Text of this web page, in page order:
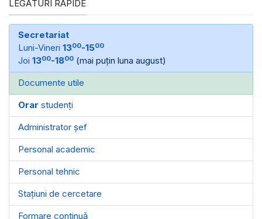
LEGĂTURI RAPIDE
Secretariat
Luni-Vineri 1300-1500
Joi 1300-1800 (mai puțin luna august)
Documente utile
Orar studenți
Administrator șef
Personal academic
Personal tehnic
Stațiuni de cercetare
Formare continuă